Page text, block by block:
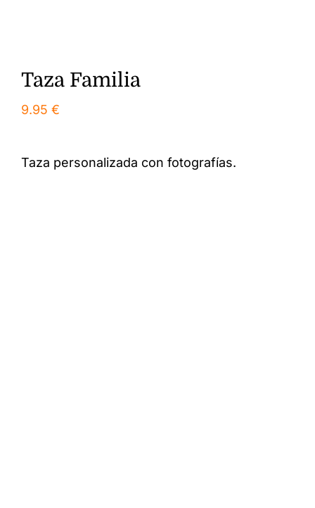
Taza Familia
9.95 €
Taza personalizada con fotografías.